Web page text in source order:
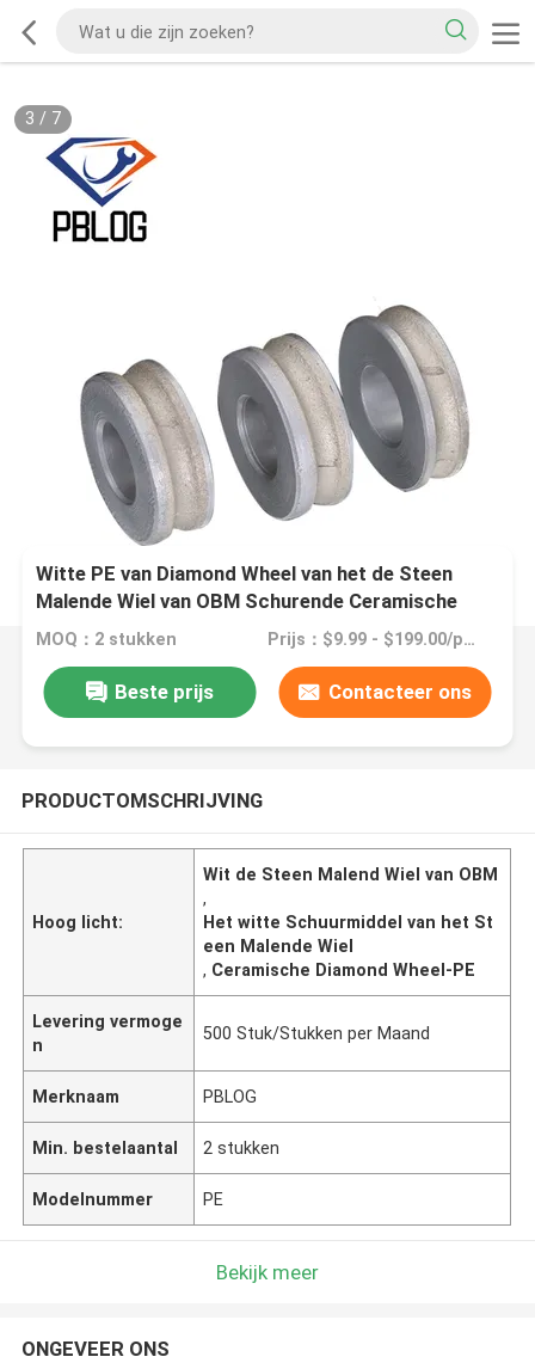
3 / 7
Witte PE van Diamond Wheel van het de Steen
Malende Wiel van OBM Schurende Ceramische
MOQ：2 stukken Prijs：$9.99 - $199.00/pieces
Beste prijs Contacteer ons
PRODUCTOMSCHRIJVING
Hoog licht:
Wit de Steen Malend Wiel van OBM
,
Het witte Schuurmiddel van het St
een Malende Wiel
, Ceramische Diamond Wheel-PE
Levering vermoge
n
500 Stuk/Stukken per Maand
Merknaam PBLOG
Min. bestelaantal 2 stukken
Modelnummer PE
Bekijk meer
ONGEVEER ONS